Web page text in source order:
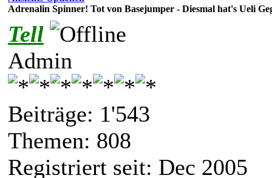
Adrenalin Spinner! Tot von Basejumper - Diesmal hat's Ueli
Tell
Admin
Beiträge: 1'543
Themen: 808
Registriert seit: Dec 2005